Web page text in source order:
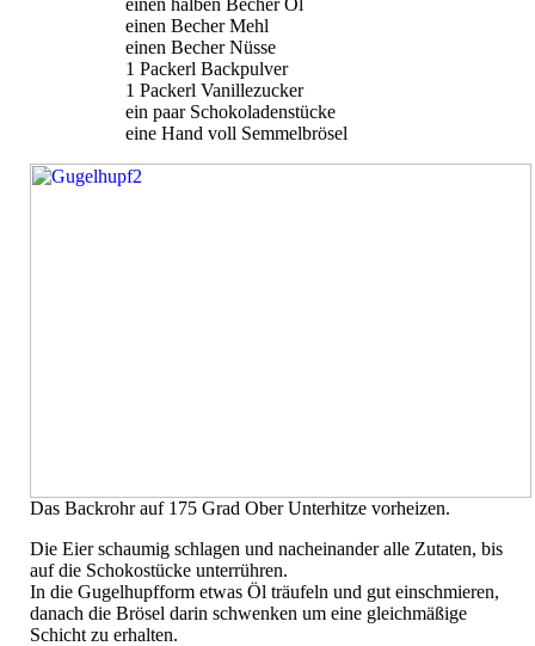
einen Becher Mehl
einen Becher Nüsse
1 Packerl Backpulver
1 Packerl Vanillezucker
ein paar Schokoladenstücke
eine Hand voll Semmelbrösel
Das Backrohr auf 175 Grad Ober Unterhitze vorheizen.
Die Eier schaumig schlagen und nacheinander alle Zutaten, bis
auf die Schokostücke unterrühren.
In die Gugelhupfform etwas Öl träufeln und gut einschmieren,
danach die Brösel darin schwenken um eine gleichmäßige
Schicht zu erhalten.